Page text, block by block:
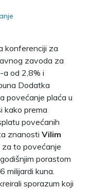
konferenciji za
zavoda za
od 2,8% i
Dodatka
povećanje plaća u
kako prema
povećanih
znanosti Vilim
to povećanje
porastom
milijardi kuna.
sporazum koji